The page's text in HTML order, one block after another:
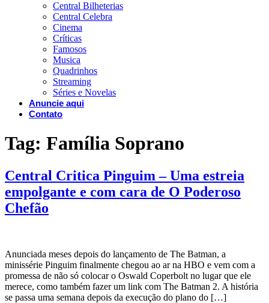
Central Bilheterias
Central Celebra
Cinema
Críticas
Famosos
Musica
Quadrinhos
Streaming
Séries e Novelas
Anuncie aqui
Contato
Tag: Família Soprano
Central Critica Pinguim – Uma estreia
empolgante e com cara de O Poderoso
Chefão
Anunciada meses depois do lançamento de The Batman, a
minissérie Pinguim finalmente chegou ao ar na HBO e vem com a
promessa de não só colocar o Oswald Coperbolt no lugar que ele
merece, como também fazer um link com The Batman 2. A história
se passa uma semana depois da execução do plano do […]